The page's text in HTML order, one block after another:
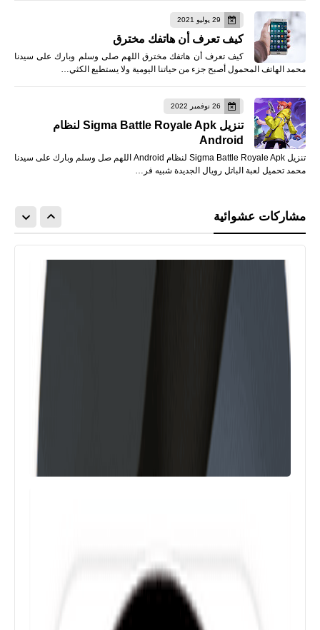
29 يوليو 2021
كيف تعرف أن هاتفك مخترق
كيف تعرف أن هاتفك مخترق اللهم صلى وسلم وبارك على سيدنا
محمد الهاتف المحمول أصبح جزء من حياتنا اليومية ولا يستطيع الكثي…
26 نوفمبر 2022
تنزيل Sigma Battle Royale Apk لنظام
Android
تنزيل Sigma Battle Royale Apk لنظام Android اللهم صل وسلم وبارك على سيدنا
محمد تحميل لعبة الباتل رويال الجديدة شبيه فر…
مشاركات عشوائية